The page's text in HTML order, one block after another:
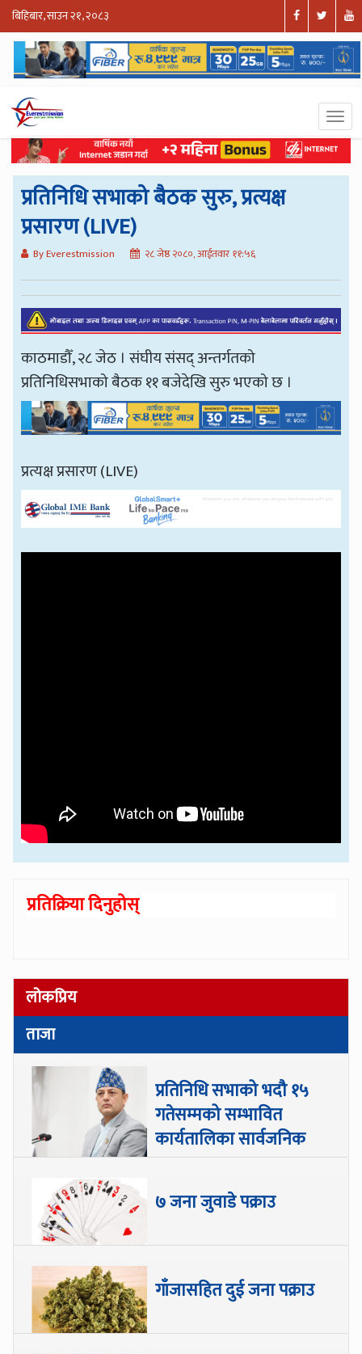
बिहिबार, साउन २१, २०८३
प्रतिनिधि सभाको बैठक सुरु, प्रत्यक्ष
प्रसारण (LIVE)
By Everestmission २८ जेष्ठ २०८०, आईतवार ११:५६
काठमाडौँ, २८ जेठ । संघीय संसद् अन्तर्गतको
प्रतिनिधिसभाको बैठक ११ बजेदेखि सुरु भएको छ ।
प्रत्यक्ष प्रसारण (LIVE)
प्रतिक्रिया दिनुहोस्
लोकप्रिय
ताजा
प्रतिनिधि सभाको भदौ १५
गतेसम्मको सम्भावित
कार्यतालिका सार्वजनिक
७ जना जुवाडे पक्राउ
गाँजासहित दुई जना पक्राउ